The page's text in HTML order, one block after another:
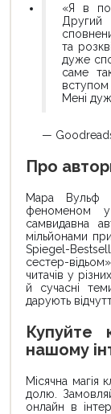
«Я в
та
дуже
саме
вступом
Мені
—
Про
Мара Вульф
феноменом
самвидавна
мільйонами
Spiegel-
сестер-
читачів у
й сучасні
дарують
Купуйте
нашому
Місячна
долю.
онлайн в